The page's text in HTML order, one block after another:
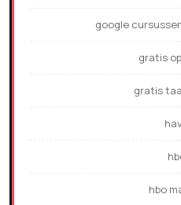
google
gratis
gratis
hbo